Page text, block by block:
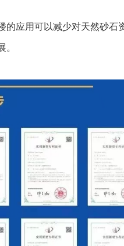
应用可以减少对天然砂